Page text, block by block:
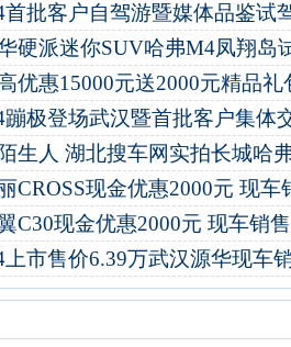
首批客户自驾游暨媒体品鉴试
硬派迷你SUV哈弗M4凤翔岛
优惠15000元送2000元精品礼
蹦极登场武汉暨首批客户集体
生人 湖北搜车网实拍长城哈
CROSS现金优惠2000元 现车
C30现金优惠2000元 现车销售
上市售价6.39万武汉源华现车